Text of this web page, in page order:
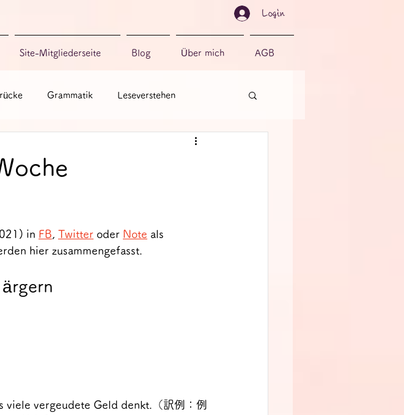
Grammatik Leseverstehen
in FB Twitter oder Note als
hier zusammengefasst.
viele vergeudete Geld denkt.（訳例：例
Site-Mitgliederseite Blog Über mich AGB
Login